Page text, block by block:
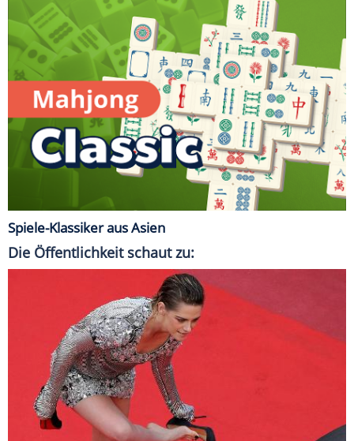
Spiele-Klassiker aus Asien
Die Öffentlichkeit schaut zu: